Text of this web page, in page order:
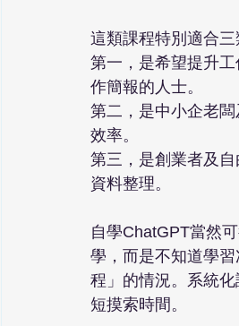
這類課程特別適合三
第一，是希望提升
作簡報的人士。
第二，是中小企老
效率。
第三，是創業者及
資料整理。
自學ChatGPT當然
學，而是不知道學
程」的情況。系統
短摸索時間。